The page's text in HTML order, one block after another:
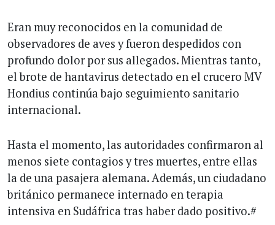
Eran muy reconocidos en la comunidad de
observadores de aves y fueron despedidos con
profundo dolor por sus allegados. Mientras tanto,
el brote de hantavirus detectado en el crucero MV
Hondius continúa bajo seguimiento sanitario
internacional.
Hasta el momento, las autoridades confirmaron al
menos siete contagios y tres muertes, entre ellas
la de una pasajera alemana. Además, un ciudadano
británico permanece internado en terapia
intensiva en Sudáfrica tras haber dado positivo.#